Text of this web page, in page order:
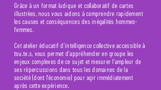
Grâce à un format ludique et collaboratif de cartes
illustrées, nous vous aidons à comprendre rapidement
les causes et conséquences des inégalités hommes-
femmes.
Cet atelier éducatif d’intelligence collective accessible à
tou.te.s, vous permet d'appréhender en groupe les
enjeux complexes de ce sujet et mesurer l'ampleur de
ses répercussions dans tous les domaines de la
société (dont l'économie) pour agir immédiatement
après cette expérience.